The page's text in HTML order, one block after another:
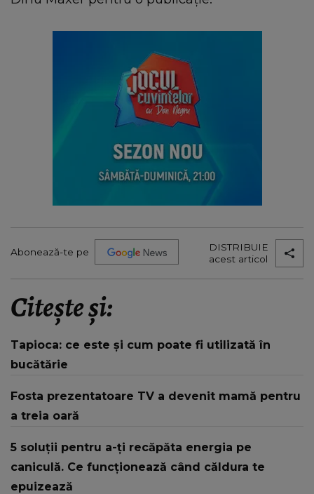
Abonează-te pe
DISTRIBUIE
acest articol
Citește și:
Tapioca: ce este și cum poate fi utilizată în
bucătărie
Fosta prezentatoare TV a devenit mamă pentru
a treia oară
5 soluții pentru a-ți recăpăta energia pe
caniculă. Ce funcționează când căldura te
epuizează